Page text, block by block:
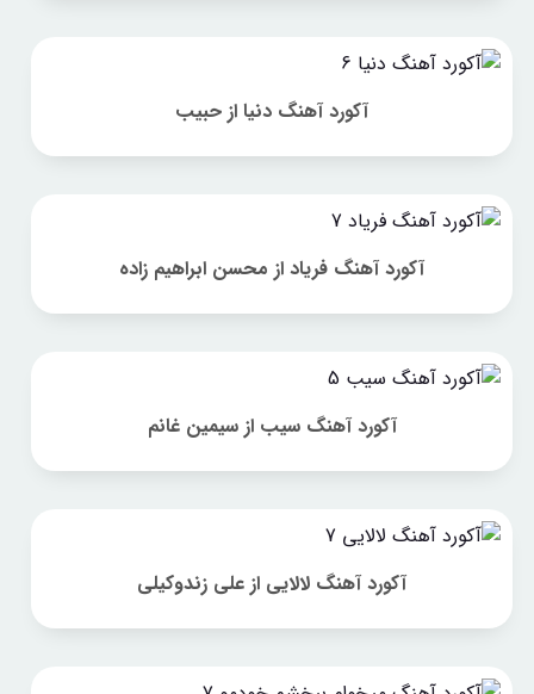
آکورد آهنگ دنیا از حبیب
آکورد آهنگ فریاد از محسن ابراهیم زاده
آکورد آهنگ سیب از سیمین غانم
آکورد آهنگ لالایی از علی زندوکیلی